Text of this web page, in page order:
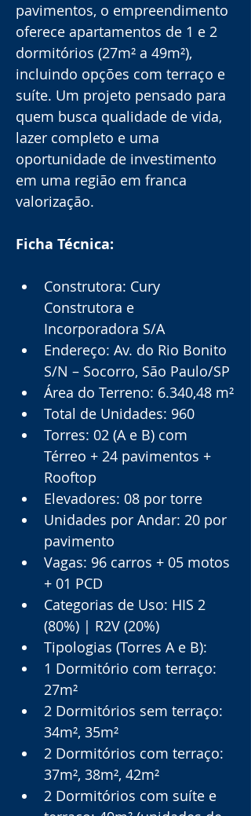
pavimentos, o empreendimento
oferece apartamentos de 1 e 2
dormitórios (27m² a 49m²),
incluindo opções com terraço e
suíte. Um projeto pensado para
quem busca qualidade de vida,
lazer completo e uma
oportunidade de investimento
em uma região em franca
valorização.
Ficha Técnica:
Construtora: Cury
Construtora e
Incorporadora S/A
Endereço: Av. do Rio Bonito
S/N – Socorro, São Paulo/SP
Área do Terreno: 6.340,48 m²
Total de Unidades: 960
Torres: 02 (A e B) com
Térreo + 24 pavimentos +
Rooftop
Elevadores: 08 por torre
Unidades por Andar: 20 por
pavimento
Vagas: 96 carros + 05 motos
+ 01 PCD
Categorias de Uso: HIS 2
(80%) | R2V (20%)
Tipologias (Torres A e B):
1 Dormitório com terraço:
27m²
2 Dormitórios sem terraço:
34m², 35m²
2 Dormitórios com terraço:
37m², 38m², 42m²
2 Dormitórios com suíte e